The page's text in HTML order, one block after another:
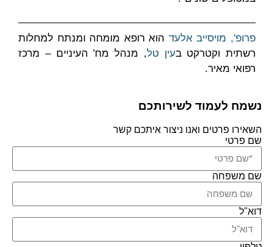
פרופ', מויסייב אלעד הוא רופא מומחה ומנתח למחלות
רשתית וקטרקט בעין טל, מנהל מח' העיניים – מרכז
רפואי מאיר.
נשמח לעמוד לשירותכם
השאירו פרטים ואנו ניצור איתכם קשר
שם פרטי
שם משפחה
דוא"ל